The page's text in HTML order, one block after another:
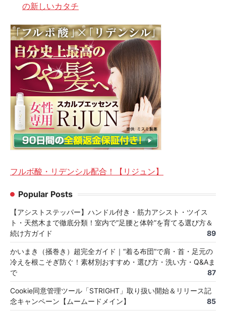
の新しいカタチ
フルボ酸・リデンシル配合！【リジュン】
Popular Posts
【アシストステッパー】ハンドル付き・筋力アシスト・ツイス
ト・天然木まで徹底分類！室内で“足腰と体幹”を育てる選び方＆
続け方ガイド
89
かいまき（掻巻き）超完全ガイド｜“着る布団”で肩・首・足元の
冷えを根こそぎ防ぐ！素材別おすすめ・選び方・洗い方・Q&Aま
で
87
Cookie同意管理ツール「STRIGHT」取り扱い開始＆リリース記
念キャンペーン【ムームードメイン】
85